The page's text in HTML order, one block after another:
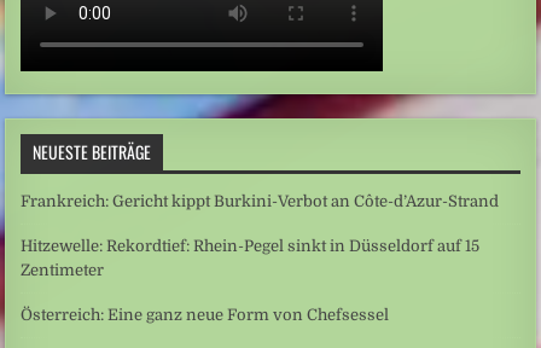
NEUESTE BEITRÄGE
Frankreich: Gericht kippt Burkini-Verbot an Côte-d’Azur-Strand
Hitzewelle: Rekordtief: Rhein-Pegel sinkt in Düsseldorf auf 15
Zentimeter
Österreich: Eine ganz neue Form von Chefsessel